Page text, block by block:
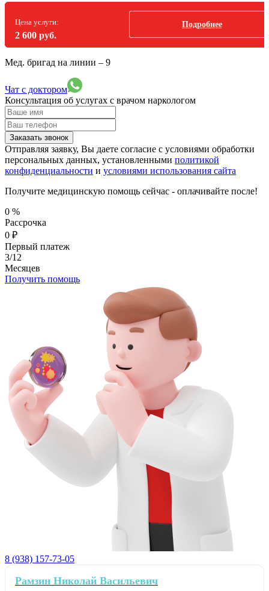
Цена услуги:
2 600 руб.
Подробнее
Мед. бригад на линии – 9
Чат с доктором
Консультация об услугах с врачом наркологом
Заказать звонок
Отправляя заявку, Вы даете согласие с условиями обработки
персональных данных, установленными политикой
конфиденциальности и условиями использования сайта
Получите медицинскую помощь сейчас - оплачивайте после!
0 %
Рассрочка
0 ₽
Первый платеж
3/12
Месяцев
Получить помощь
8 (938) 157-73-05
Рамзин Николай Васильевич